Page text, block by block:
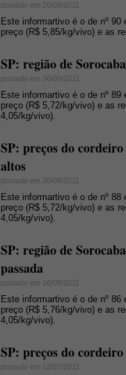
postado em 20/09/2011
Este informartivo é o de nº
preço (R$ 5,85/kg/vivo) e as
SP: região de
postado em 06/09/2011
Este informartivo é o de nº
preço (R$ 5,72/kg/vivo) e as
4,05/kg/vivo).
SP: preços do
altos
postado em 30/08/2011
Este informartivo é o de nº
preço (R$ 5,72/kg/vivo) e as
4,05/kg/vivo).
SP: região de
passada
postado em 16/08/2011
Este informartivo é o de nº
preço (R$ 5,76/kg/vivo) e as
4,05/kg/vivo).
SP: preços do
postado em 12/07/2011